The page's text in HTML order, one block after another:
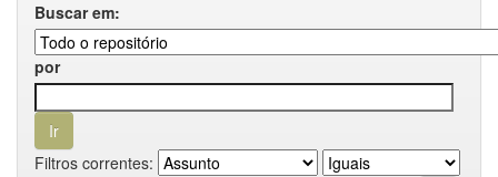
Buscar em:
por
Filtros correntes: